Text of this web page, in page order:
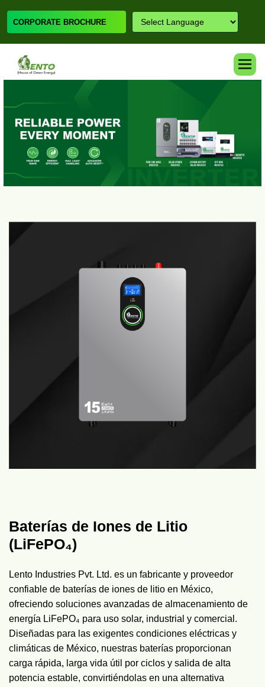
CORPORATE BROCHURE
Baterías de Iones de Litio
(LiFePO₄)
Lento Industries Pvt. Ltd. es un fabricante y proveedor
confiable de baterías de iones de litio en México,
ofreciendo soluciones avanzadas de almacenamiento de
energía LiFePO₄ para uso solar, industrial y comercial.
Diseñadas para las exigentes condiciones eléctricas y
climáticas de México, nuestras baterías proporcionan
carga rápida, larga vida útil por ciclos y salida de alta
potencia estable, convirtiéndolas en una alternativa